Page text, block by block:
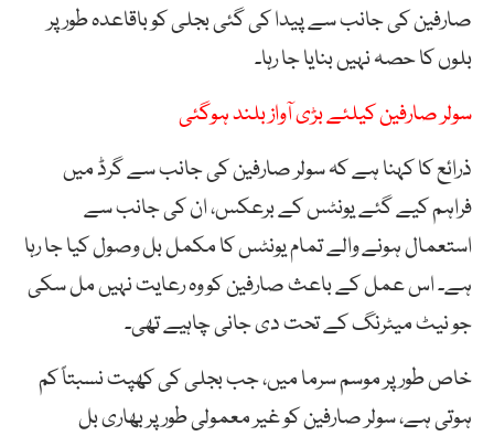
صارفین کی جانب سے پیدا کی گئی بجلی کو باقاعدہ طور پر
بلوں کا حصہ نہیں بنایا جا رہا۔
سولر صارفین کیلئے بڑی آواز بلند ہوگئی
ذرائع کا کہنا ہے کہ سولر صارفین کی جانب سے گرڈ میں
فراہم کیے گئے یونٹس کے برعکس، ان کی جانب سے
استعمال ہونے والے تمام یونٹس کا مکمل بل وصول کیا جا رہا
ہے۔ اس عمل کے باعث صارفین کو وہ رعایت نہیں مل سکی
جو نیٹ میٹرنگ کے تحت دی جانی چاہیے تھی۔
خاص طور پر موسم سرما میں، جب بجلی کی کھپت نسبتاً کم
ہوتی ہے، سولر صارفین کو غیر معمولی طور پر بھاری بل